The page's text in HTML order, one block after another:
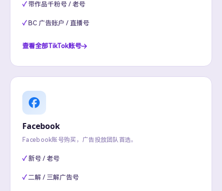
带作品千粉号 / 老号
BC 广告账户 / 直播号
查看全部TikTok账号
Facebook
Facebook账号购买，广告投放团队首选。
新号 / 老号
二解 / 三解广告号